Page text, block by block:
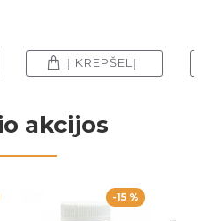
Į KREPŠELĮ
akcijos
-15 %